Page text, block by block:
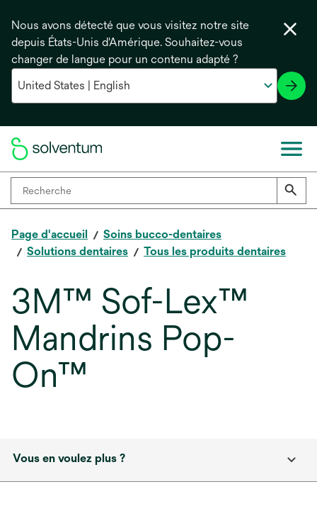
Nous avons détecté que vous visitez notre site
depuis États-Unis d'Amérique. Souhaitez-vous
changer de langue pour un contenu adapté ?
Page d'accueil
Soins bucco-dentaires
Solutions dentaires
Tous les produits dentaires
3M™ Sof-Lex™
Mandrins Pop-
On™
Vous en voulez plus ?